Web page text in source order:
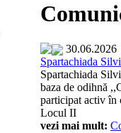
30.06.2026
Spartachiada
Spartachiada
baza de odihnă
participat activ în
Locul II
vezi mai mult: